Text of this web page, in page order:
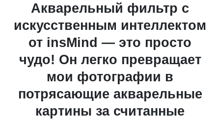
фильтр с
интеллектом
insMind — это просто
Он легко превращает
мои фотографии в
акварельные
за считанные